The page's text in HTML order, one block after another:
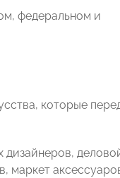
федеральном и
которые
дизайнеров,
маркет